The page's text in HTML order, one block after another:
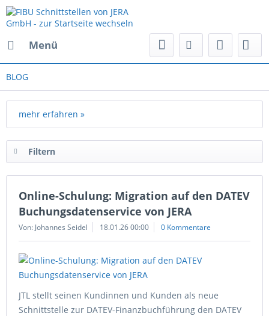
Menü
BLOG
mehr erfahren »
Filtern
Online-Schulung: Migration auf den DATEV
Buchungsdatenservice von JERA
Von: Johannes Seidel 18.01.26 00:00 0 Kommentare
JTL stellt seinen Kundinnen und Kunden als neue
Schnittstelle zur DATEV-Finanzbuchführung den DATEV